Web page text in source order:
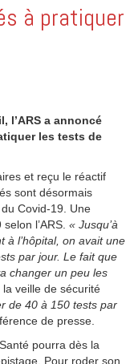
à pratiquer
l’ARS a annoncé
les tests de
et reçu le réactif
sont désormais
Covid-19. Une
l’ARS. « Jusqu’à
à l’hôpital, on avait une
par jour. Le fait que
changer un peu les
veille de sécurité
de 40 à 150 tests par
de presse.
pourra dès la
Pour roder son